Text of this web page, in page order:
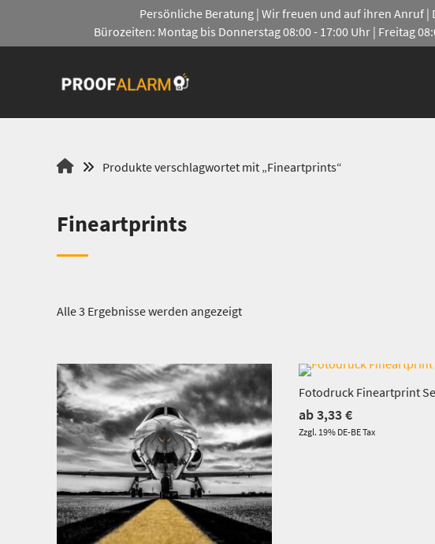
Inhalt
Persönliche Beratung | Wir freuen und auf ihren Anruf
Bürozeiten: Montag bis Donnerstag 08:00 - 17:00 Uhr | Freitag
ProofalarmProdukte verschlagwortet mit „Fineartprints“
Fineartprints
Alle 3 Ergebnisse werden angezeigt
Dieses Produkt weist mehrere Varianten auf. Die Optionen können auf der Produktseite gewählt werden
Dieses Produkt weist mehrere Varianten auf. Die Optionen können
Fotodruck Fineartprint
ab3,33€
Zzgl. 19% DE-BE Tax